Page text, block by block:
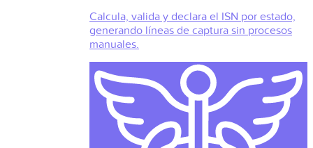
Calcula, valida y declara el ISN por estado,
generando líneas de captura sin procesos
manuales.